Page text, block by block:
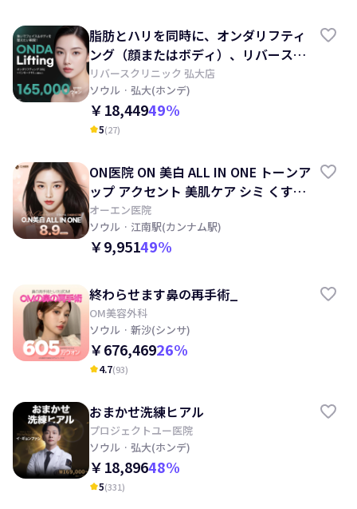
脂肪とハリを同時に、オンダリフティ
ング（顔またはボディ）、リバースク
リニック
リバースクリニック 弘大店
ソウル · 弘大(ホンデ)
￥18,44949%
kid_star5(27)
ON医院 ON 美白 ALL IN ONE トーンア
ップ アクセント 美肌ケア シミ くすみ
ほくろ
オーエン医院
ソウル · 江南駅(カンナム駅)
￥9,95149%
終わらせます鼻の再手術_
OM美容外科
ソウル · 新沙(シンサ)
￥676,46926%
kid_star4.7(93)
おまかせ洗練ヒアル
プロジェクトユー医院
ソウル · 弘大(ホンデ)
￥18,89648%
kid_star5(331)